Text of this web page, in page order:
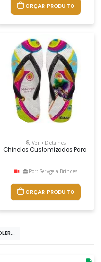
ORÇAR PRODUTO
(não Tem Limite De Cor)
Ver + Detalhes
Chinelos Customizados Para
Por: Servgela Brindes
ORÇAR PRODUTO